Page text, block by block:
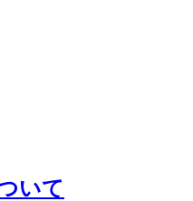
いて